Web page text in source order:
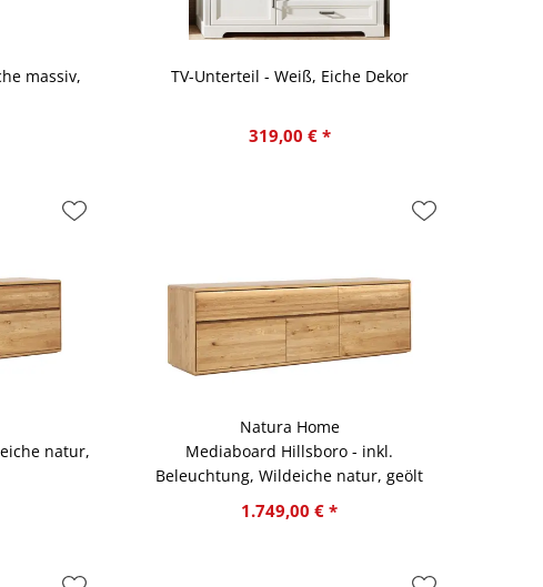
massiv,
TV-Unterteil - Weiß, Eiche Dekor
319,00 € *
natur,
Natura Home
Mediaboard Hillsboro - inkl.
Beleuchtung, Wildeiche natur, geölt
1.749,00 € *